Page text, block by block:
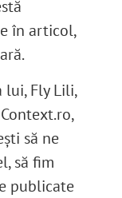
în articol,
lui, Fly Lili,
să ne
să fim
publicate